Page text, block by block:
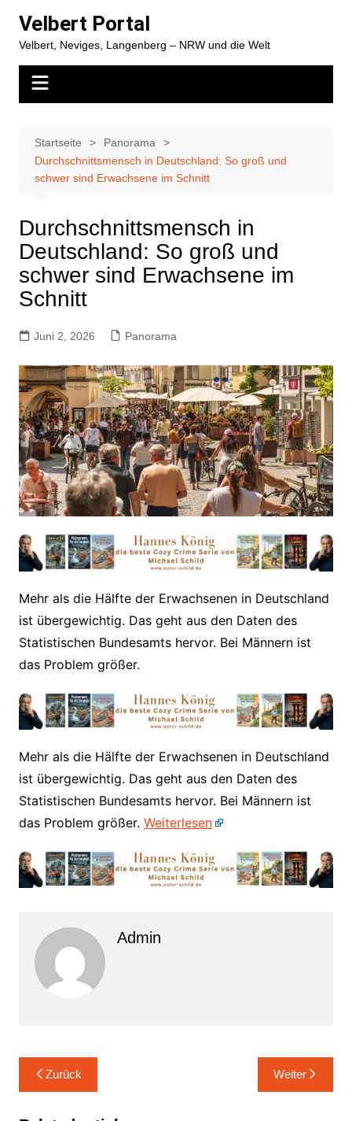
Inhalt
springen
Velbert Portal
Velbert, Neviges, Langenberg – NRW und die Welt
Startseite
Panorama
Durchschnittsmensch in Deutschland: So groß und
schwer sind Erwachsene im Schnitt
Durchschnittsmensch in
Deutschland: So groß und
schwer sind Erwachsene im
Schnitt
Juni 2, 2026 Panorama
Mehr als die Hälfte der Erwachsenen in Deutschland
ist übergewichtig. Das geht aus den Daten des
Statistischen Bundesamts hervor. Bei Männern ist
das Problem größer.
​Mehr als die Hälfte der Erwachsenen in Deutschland
ist übergewichtig. Das geht aus den Daten des
Statistischen Bundesamts hervor. Bei Männern ist
das Problem größer. Weiterlesen
Admin
Beitrags-
Navigation
Zurück Weiter